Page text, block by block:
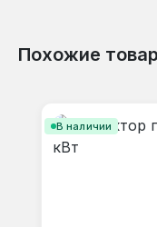
Похожие
В наличии